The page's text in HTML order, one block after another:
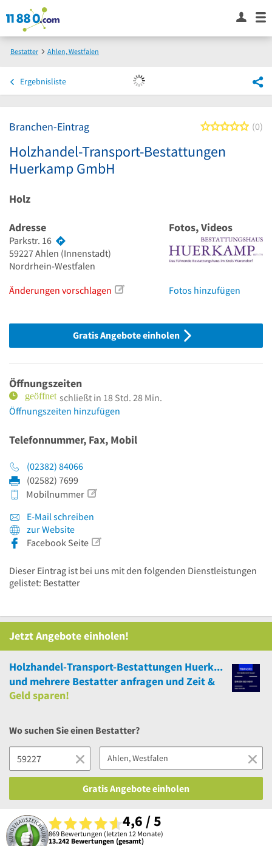
Bestatter
Ahlen, Westfalen
Ergebnisliste
Branchen-Eintrag 00
Holzhandel-Transport-Bestattungen
Huerkamp GmbH
Holz
Adresse
Parkstr. 16
59227Ahlen (Innenstadt)
Nordrhein-Westfalen
Änderungen vorschlagen
Fotos, Videos
Fotos hinzufügen
Gratis Angebote einholen
Öffnungszeiten
schließt in 18 Std. 28 Min.
Öffnungszeiten hinzufügen
Telefonnummer, Fax, Mobil
(02382) 84066
(02582) 7699
Mobilnummer
E-Mail schreiben
zur Website
Facebook Seite
Dieser Eintrag ist bei uns mit den folgenden Dienstleistungen
gelistet: Bestatter
Jetzt Angebote einholen!
Holzhandel-Transport-Bestattungen Huerkamp GmbH
und mehrere Bestatter anfragen und Zeit &
Geld sparen!
Wo suchen Sie einen Bestatter?
Gratis Angebote einholen
4,6 / 5
869 Bewertungen (letzten 12 Monate)
13.242 Bewertungen (gesamt)